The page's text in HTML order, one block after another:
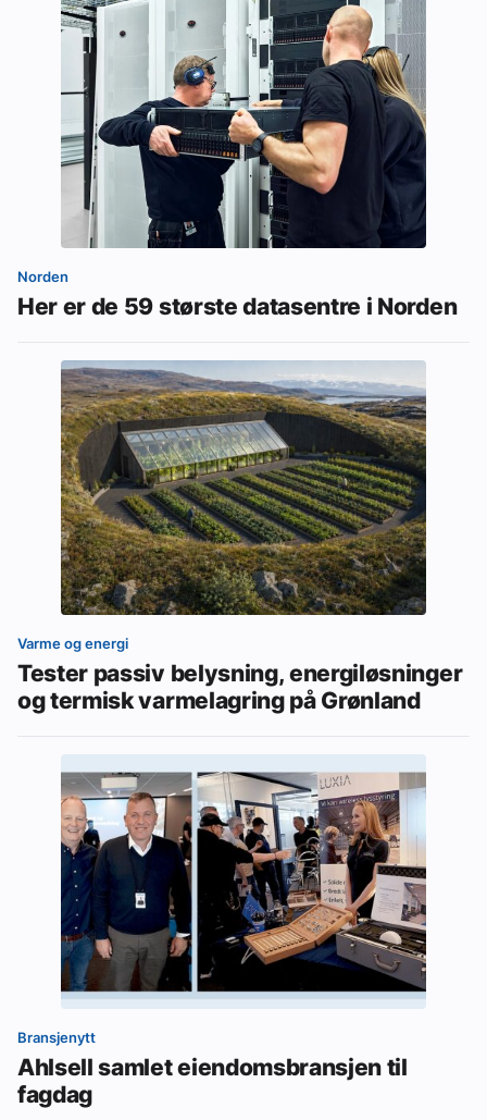
Norden
Her er de 59 største datasentre i Norden
Varme og energi
Tester passiv belysning, energiløsninger
og termisk varmelagring på Grønland
Bransjenytt
Ahlsell samlet eiendomsbransjen til
fagdag